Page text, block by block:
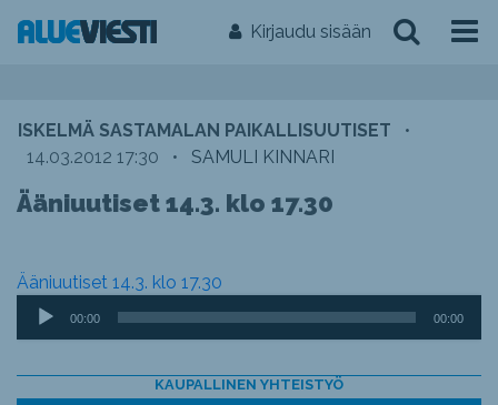
Kirjaudu sisään
ISKELMÄ SASTAMALAN PAIKALLISUUTISET
•
14.03.2012 17:30
• SAMULI KINNARI
Ääniuutiset 14.3. klo 17.30
Ääniuutiset 14.3. klo 17.30
Äänitoistin
00:00 00:00
KAUPALLINEN YHTEISTYÖ